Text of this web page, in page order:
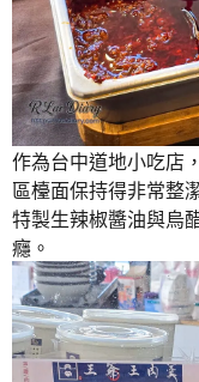
作為台中道地小吃店
區檯面保持得非常整
特製生辣椒醬油與烏
癮。